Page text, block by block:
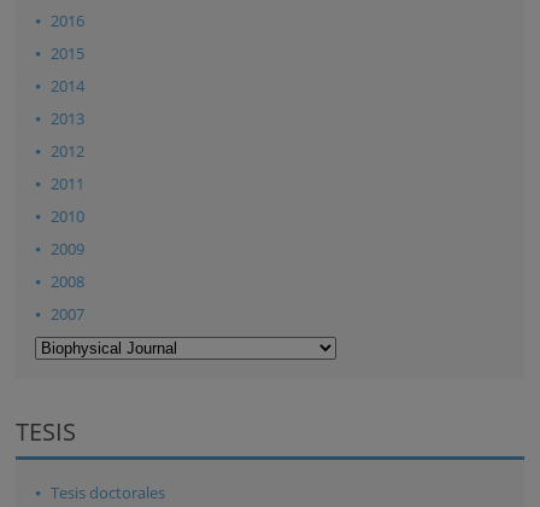
2016
2015
2014
2013
2012
2011
2010
2009
2008
2007
TESIS
Tesis doctorales